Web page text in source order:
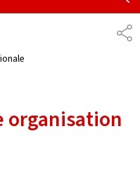
organisation